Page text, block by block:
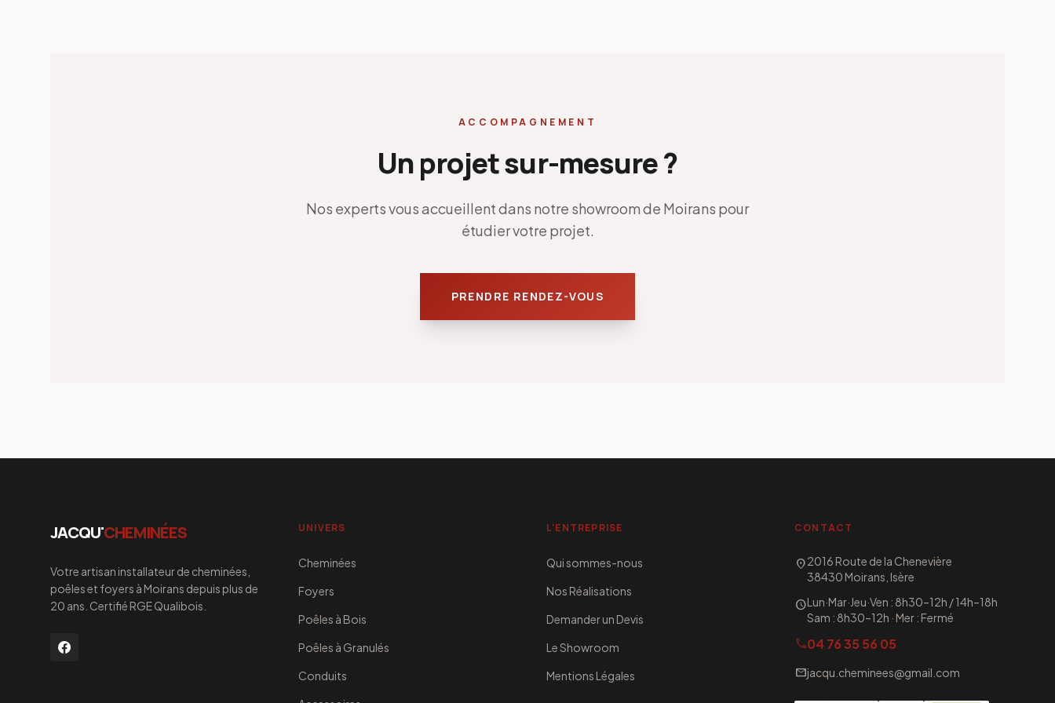
ACCOMPAGNEMENT
Un projet sur-mesure ?
Nos experts vous accueillent dans notre showroom de Moirans pour
étudier votre projet.
PRENDRE RENDEZ-VOUS
JACQU'CHEMINÉES
Votre artisan installateur de cheminées,
poêles et foyers à Moirans depuis plus de
20 ans. Certifié RGE Qualibois.
UNIVERS
Cheminées
Foyers
Poêles à Bois
Poêles à Granulés
Conduits
L'ENTREPRISE
Qui sommes-nous
Nos Réalisations
Demander un Devis
Le Showroom
Mentions Légales
CONTACT
location_on2016 Route de la Chenevière
38430 Moirans, Isère
scheduleLun·Mar·Jeu·Ven : 8h30–12h / 14h–18h
Sam : 8h30–12h · Mer : Fermé
call04 76 35 56 05
mailjacqu.cheminees@gmail.com